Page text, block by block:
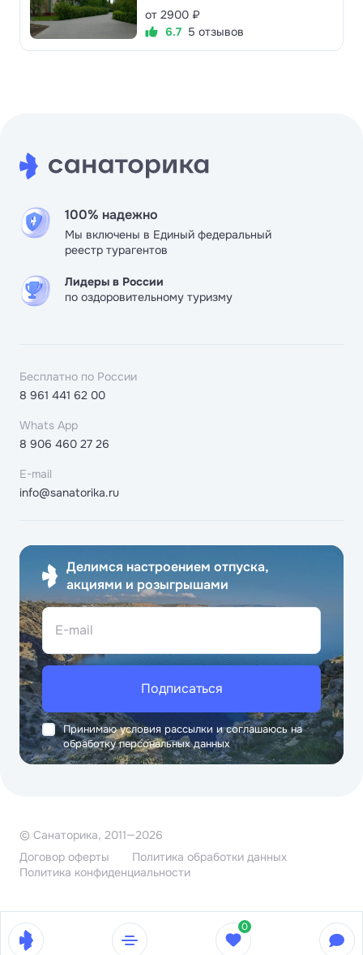
от 2900 ₽
6.7 5 отзывов
100% надежно
Мы включены в Единый федеральный
реестр турагентов
Лидеры в России
по оздоровительному туризму
Бесплатно по России
8 961 441 62 00
Whats App
8 906 460 27 26
E-mail
info@sanatorika.ru
Делимся настроением отпуска,
акциями и розыгрышами
E-mail
Подписаться
Принимаю условия рассылки и соглашаюсь на
обработку персональных данных
© Санаторика, 2011—2026
Договор оферты
Политика обработки данных
Политика конфиденциальности
0